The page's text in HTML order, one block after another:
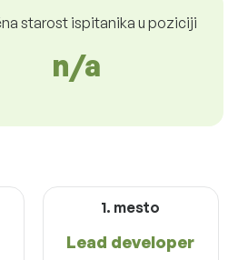
starost ispitanika u poziciji
n/a
1. mesto
Lead developer